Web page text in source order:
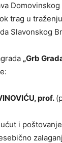
trag u
Slavonskog
„Grb
prof.
i